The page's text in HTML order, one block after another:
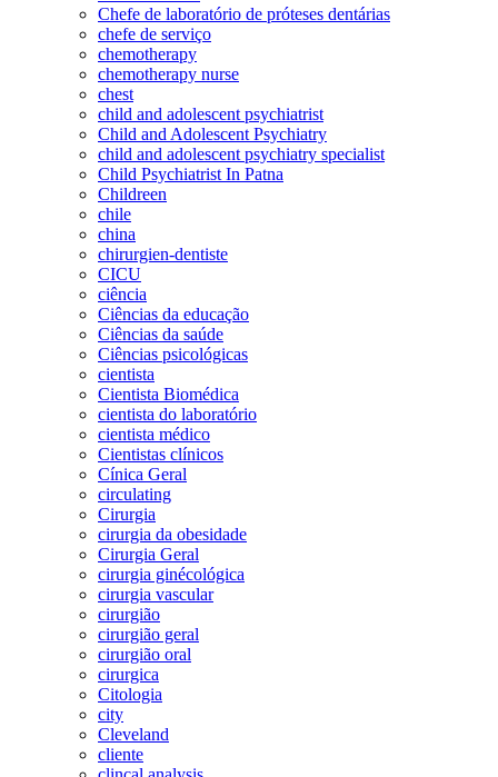
Chefe de laboratório de próteses dentárias
chefe de serviço
chemotherapy
chemotherapy nurse
chest
child and adolescent psychiatrist
Child and Adolescent Psychiatry
child and adolescent psychiatry specialist
Child Psychiatrist In Patna
Childreen
chile
china
chirurgien-dentiste
CICU
ciência
Ciências da educação
Ciências da saúde
Ciências psicológicas
cientista
Cientista Biomédica
cientista do laboratório
cientista médico
Cientistas clínicos
Cínica Geral
circulating
Cirurgia
cirurgia da obesidade
Cirurgia Geral
cirurgia ginécológica
cirurgia vascular
cirurgião
cirurgião geral
cirurgião oral
cirurgica
Citologia
city
Cleveland
cliente